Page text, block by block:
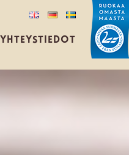
YHTEYSTIEDOT